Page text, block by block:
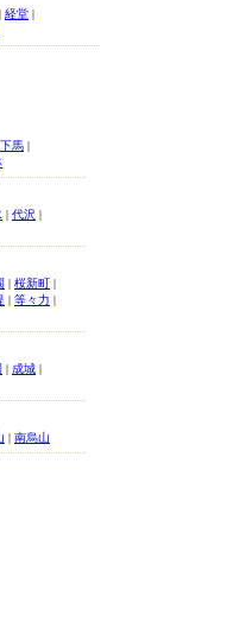
| 経堂 |
下馬 |
| 代沢 |
| 桜新町 |
| 等々力 |
| 成城 |
| 南烏山